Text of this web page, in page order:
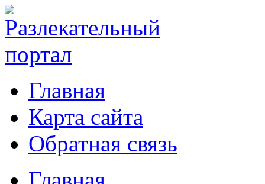
Главная
Карта сайта
Обратная связь